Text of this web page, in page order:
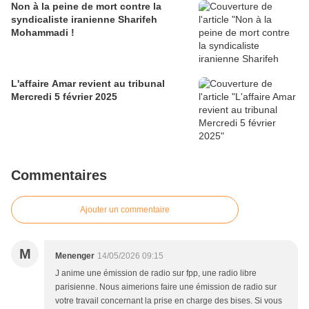
Non à la peine de mort contre la
syndicaliste iranienne Sharifeh
Mohammadi !
L'affaire Amar revient au tribunal
Mercredi 5 février 2025
Commentaires
Ajouter un commentaire
M Menenger 14/05/2026 09:15
J anime une émission de radio sur fpp, une radio libre
parisienne. Nous aimerions faire une émission de radio sur
votre travail concernant la prise en charge des bises. Si vous